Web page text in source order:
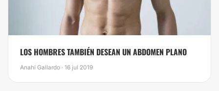
​LOS HOMBRES TAMBIÉN DESEAN UN ABDOMEN PLANO
Anahí Gallardo · 16 jul 2019